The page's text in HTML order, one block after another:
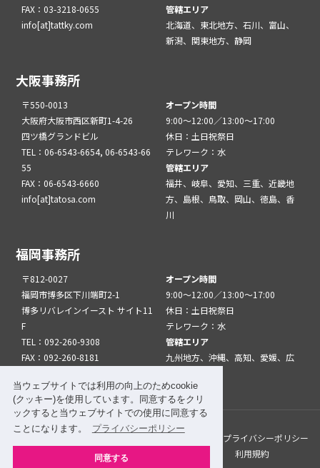
当ウェブサイトでは利用の向上のためcookie
(クッキー)を使用しています。同意するをクリ
ックすると当ウェブサイトでの使用に同意する
ことになります。
プライバシーポリシー
同意する
FAX：03-3218-0655
info[at]tattky.com
管轄エリア
北海道、東北地方、石川、富山、
新潟、関東地方、静岡
大阪事務所
〒550-0013
大阪府大阪市西区新町1-4-26
四ツ橋グランドビル
TEL：06-6543-6654, 06-6543-66
55
FAX：06-6543-6660
info[at]tatosa.com
オープン時間
9:00～12:00／13:00～17:00
休日：土日祝祭日
テレワーク：水
管轄エリア
福井、岐阜、愛知、三重、近畿地
方、島根、鳥取、岡山、徳島、香
川
福岡事務所
〒812-0027
福岡市博多区下川端町2-1
博多リバレインイースト サイト11
F
TEL：092-260-9308
FAX：092-260-8181
オープン時間
9:00～12:00／13:00～17:00
休日：土日祝祭日
テレワーク：水
管轄エリア
九州地方、沖縄、高知、愛媛、広
このサイトについて
プライバシーポリシー
サイトマップ
関係機関・団体について 利用規約